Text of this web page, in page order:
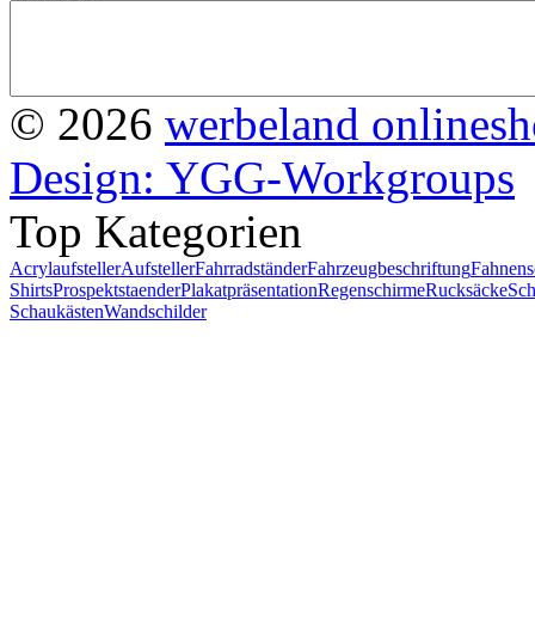
© 2026 werbeland
Design: YGG-Workgroups
Top Kategorien
AcrylaufstellerAufstellerFahrradständerFahrzeugbeschriftung
ShirtsProspektstaenderPlakatpräsentationRegenschirmeRucksäcke
SchaukästenWandschilder